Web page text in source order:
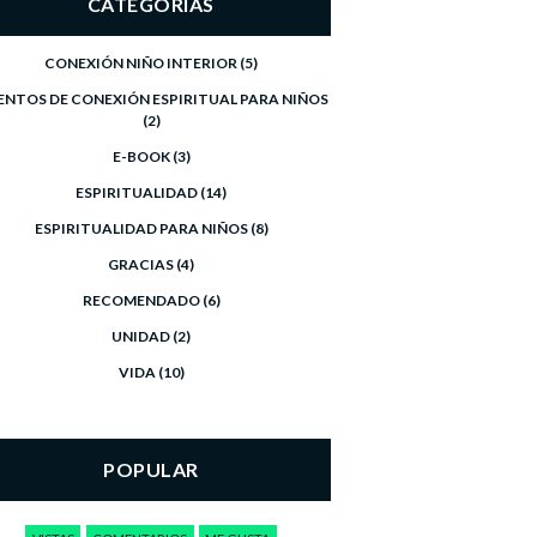
CONEXIÓN NIÑO INTERIOR (5)
DE CONEXIÓN ESPIRITUAL PARA NIÑOS
(2)
E-BOOK(3)
ESPIRITUALIDAD (14)
ESPIRITUALIDAD PARA NIÑOS(8)
GRACIAS (4)
RECOMENDADO(6)
UNIDAD (2)
VIDA(10)
POPULAR